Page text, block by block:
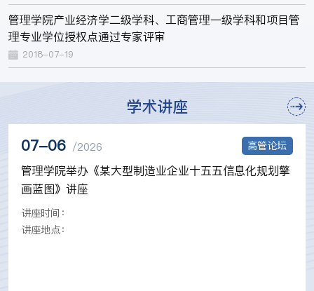
管理学院产业经济学二级学科、工商管理一级学科和项目管
理专业学位授权点通过专家评审
2018-07-19
学术讲座
07-06 /2026 高管论坛
管理学院举办《某大型制造业企业十五五信息化规划擎
画蓝图》讲座
讲座时间：
讲座地点：